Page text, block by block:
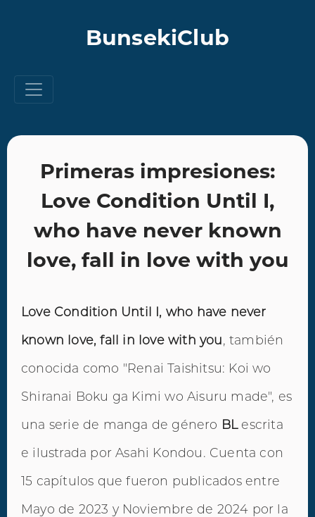
BunsekiClub
Primeras impresiones:
Love Condition Until I,
who have never known
love, fall in love with you
Love Condition Until I, who have never
known love, fall in love with you, también
conocida como "Renai Taishitsu: Koi wo
Shiranai Boku ga Kimi wo Aisuru made", es
una serie de manga de género BLescrita
e ilustrada por Asahi Kondou. Cuenta con
15 capítulos que fueron publicados entre
Mayo de 2023 y Noviembre de 2024 por la